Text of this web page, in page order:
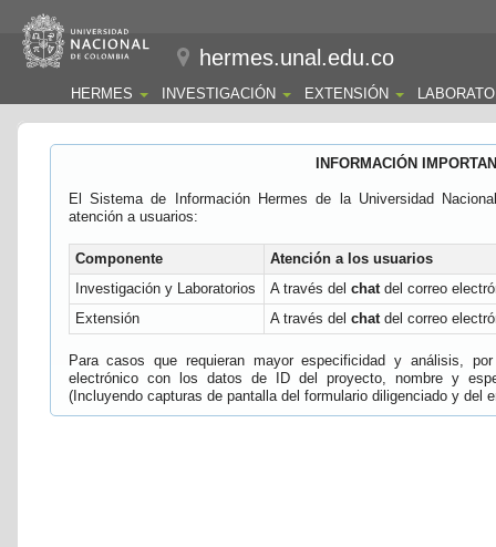
hermes.unal.edu.co
HERMES INVESTIGACIÓN EXTENSIÓN
INFORMACIÓN
El Sistema de Información Hermes de la Universidad
atención a usuarios:
Componente
Atención a los usuarios
Investigación y Laboratorios
A través del chatdel correo
Extensión
A través del chatdel correo
Para casos que requieran mayor especificidad y análisis,
electrónico con los datos de ID del proyecto, nombre y
(Incluyendo capturas de pantalla del formulario diligenciado y del